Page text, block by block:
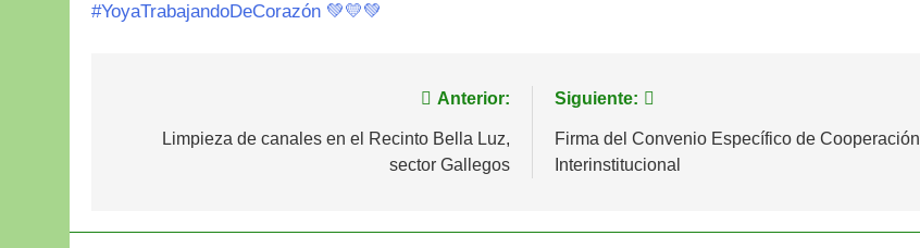
#YoyaTrabajandoDeCorazón 💚💛💚
Anterior:
Limpieza de canales en el Recinto Bella Luz,
sector Gallegos
Siguiente:
Firma del Convenio Específico de Cooperación
Interinstitucional